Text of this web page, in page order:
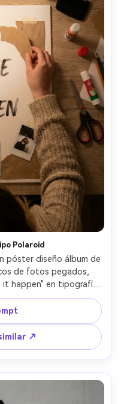
Polaroid
póster diseño álbum de
de fotos pegados,
happen" en tipografía
grueso acomodando
superior suave, Nikon
ambiente creativo
enfoque nítido, alta
4:5
↗